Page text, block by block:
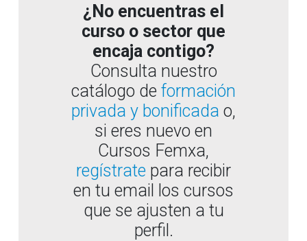
¿No encuentras el
curso o sector que
encaja contigo?
Consulta nuestro
catálogo de formación
privada y bonificada o,
si eres nuevo en
Cursos Femxa,
regístrate para recibir
en tu email los cursos
que se ajusten a tu
perfil.